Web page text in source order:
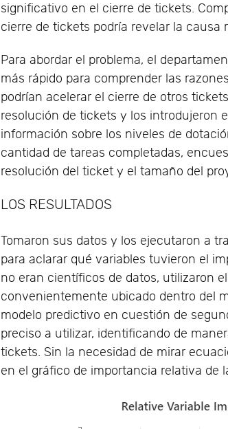
significativo en el cierre de tickets.
cierre de tickets podría revelar la causa
Para abordar el problema, el
más rápido para comprender las
podrían acelerar el cierre de otros
resolución de tickets y los introdujeron
información sobre los niveles de
cantidad de tareas completadas,
resolución del ticket y el tamaño del
LOS RESULTADOS
Tomaron sus datos y los ejecutaron a
para aclarar qué variables tuvieron el
no eran científicos de datos, utilizaron
convenientemente ubicado dentro del
modelo predictivo en cuestión de
preciso a utilizar, identificando de
tickets. Sin la necesidad de mirar
en el gráfico de importancia relativa de